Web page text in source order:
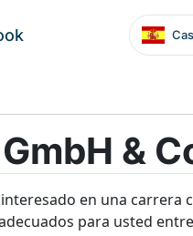
&
en una carrera
para usted